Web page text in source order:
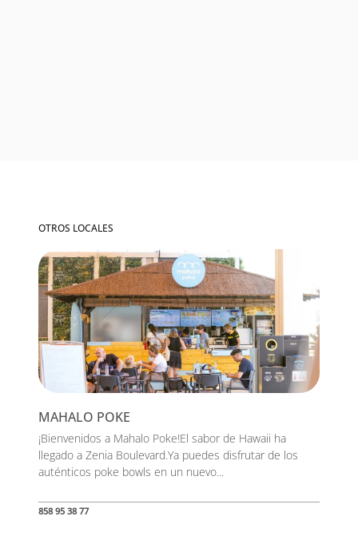
OTROS LOCALES
MAHALO POKE
¡Bienvenidos a Mahalo Poke!El sabor de Hawaii ha
llegado a Zenia Boulevard.Ya puedes disfrutar de los
auténticos poke bowls en un nuevo...
858 95 38 77